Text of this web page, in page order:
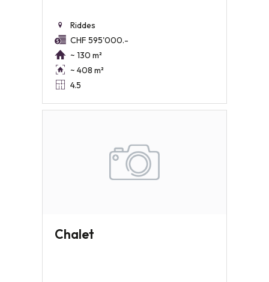
Riddes
CHF 595'000.-
~ 130 m²
~ 408 m²
4.5
Chalet